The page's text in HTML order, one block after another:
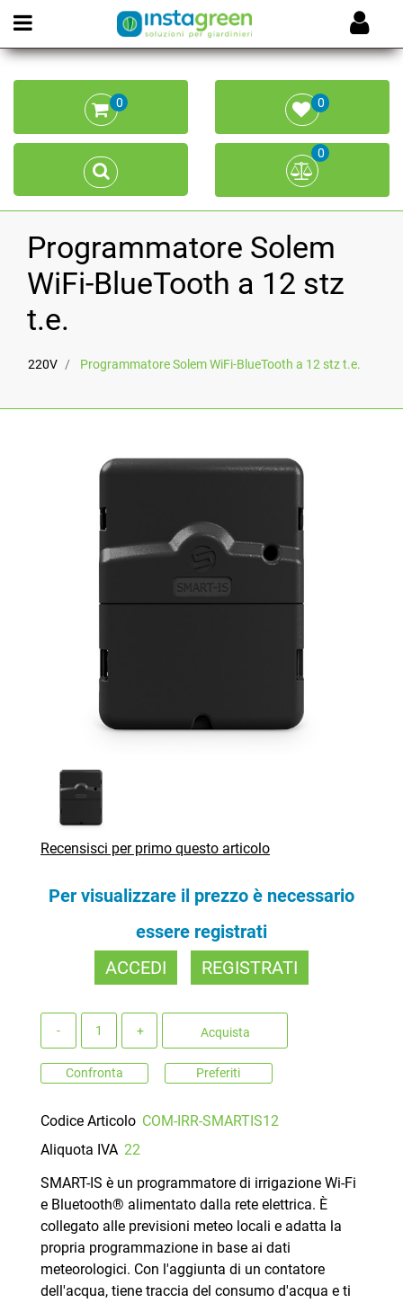
Open menu
0 0
0
Programmatore Solem
WiFi-BlueTooth a 12 stz
t.e.
220V Programmatore Solem WiFi-BlueTooth a 12 stz t.e.
Recensisci per primo questo articolo
Per visualizzare il prezzo è necessario
essere registrati
ACCEDI
REGISTRATI
Acquista
Confronta Preferiti
Codice Articolo COM-IRR-SMARTIS12
Aliquota IVA 22
SMART-IS è un programmatore di irrigazione Wi-Fi
e Bluetooth® alimentato dalla rete elettrica. È
collegato alle previsioni meteo locali e adatta la
propria programmazione in base ai dati
meteorologici. Con l'aggiunta di un contatore
dell'acqua, tiene traccia del consumo d'acqua e ti